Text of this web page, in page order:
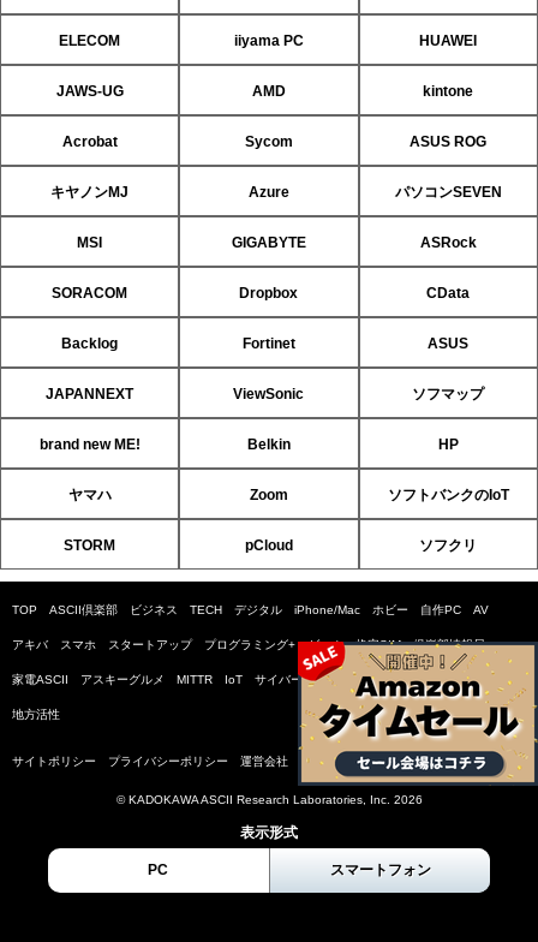
ELECOM iiyama PC HUAWEI
JAWS-UG AMD kintone
Acrobat Sycom ASUS ROG
キヤノンMJ Azure パソコンSEVEN
MSI GIGABYTE ASRock
SORACOM Dropbox CData
Backlog Fortinet ASUS
JAPANNEXT ViewSonic ソフマップ
brand new ME! Belkin HP
ヤマハ Zoom ソフトバンクのIoT
STORM pCloud ソフクリ
TOP ASCII倶楽部 ビジネス TECH デジタル iPhone/Mac ホビー 自作PC AV
アキバ スマホ スタートアップ プログラミング+ ゲーム 格安SIM 倶楽部情報局
家電ASCII アスキーグルメ MITTR IoT サイバーセキュリティ小説コンテスト SDGs
地方活性
サイトポリシー プライバシーポリシー 運営会社 お問い合わせ 広告掲載
© KADOKAWA ASCII Research Laboratories, Inc. 2026
表示形式
PC スマートフォン